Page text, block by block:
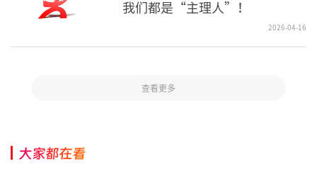
我们都是“主理人”！
2026-04-16
查看更多
大家都在看